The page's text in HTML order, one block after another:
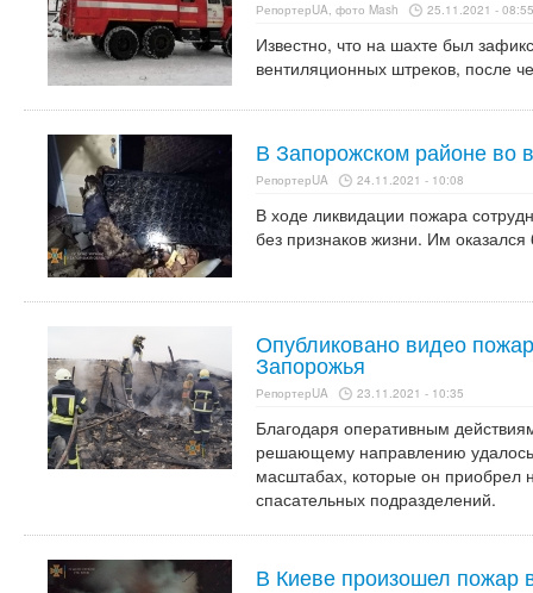
РепортерUA, фото Mash 25.11.2021 - 08:55
Известно, что на шахте был
вентиляционных штреков, после
В Запорожском районе во
РепортерUA 24.11.2021 - 10:08
В ходе ликвидации пожара
без признаков жизни. Им
Опубликовано видео
Запорожья
РепортерUA 23.11.2021 - 10:35
Благодаря оперативным
решающему направлению удалось
масштабах, которые он
спасательных подразделений.
В Киеве произошел пожар